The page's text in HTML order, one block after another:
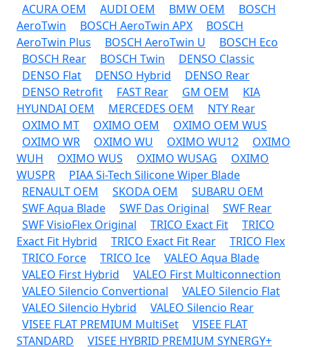
ACURA OEM AUDI OEM BMW OEM
BOSCH
AeroTwin
BOSCH AeroTwin APX
BOSCH
AeroTwin Plus
BOSCH AeroTwin U
BOSCH Eco
BOSCH Rear
BOSCH Twin
DENSO Classic
DENSO Flat
DENSO Hybrid
DENSO Rear
DENSO Retrofit
FAST Rear GM OEM
KIA
HYUNDAI OEM
MERCEDES OEM
NTY Rear
OXIMO MT
OXIMO OEM
OXIMO OEM WUS
OXIMO WR
OXIMO WU OXIMO WU12
OXIMO
WUH
OXIMO WUS OXIMO WUSAG
OXIMO
WUSPR
PIAA Si-Tech Silicone Wiper Blade
RENAULT OEM
SKODA OEM
SUBARU OEM
SWF Aqua Blade
SWF Das Original
SWF Rear
SWF VisioFlex Original
TRICO Exact Fit
TRICO
Exact Fit Hybrid
TRICO Exact Fit Rear
TRICO Flex
TRICO Force
TRICO Ice
VALEO Aqua Blade
VALEO First Hybrid
VALEO First Multiconnection
VALEO Silencio Convertional
VALEO Silencio Flat
VALEO Silencio Hybrid
VALEO Silencio Rear
VISEE FLAT PREMIUM MultiSet
VISEE FLAT
STANDARD
VISEE HYBRID PREMIUM SYNERGY+